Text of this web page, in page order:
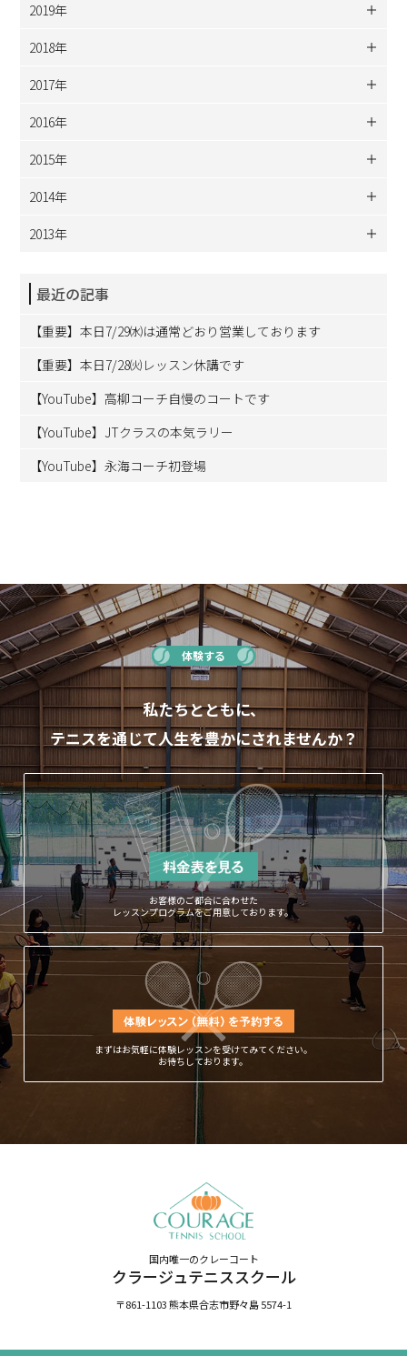
2019年
2018年
2017年
2016年
2015年
2014年
2013年
最近の記事
【重要】本日7/29㈬は通常どおり営業しております
【重要】本日7/28㈫レッスン休講です
【YouTube】高柳コーチ自慢のコートです
【YouTube】JTクラスの本気ラリー
【YouTube】永海コーチ初登場
体験する
私たちとともに、
テニスを通じて人生を豊かにされませんか？
お客様のご都合に合わせた
レッスンプログラムをご用意しております。
まずはお気軽に体験レッスンを受けてみてください。
お待ちしております。
国内唯一のクレーコート
クラージュテニススクール
〒861-1103 熊本県合志市野々島 5574-1